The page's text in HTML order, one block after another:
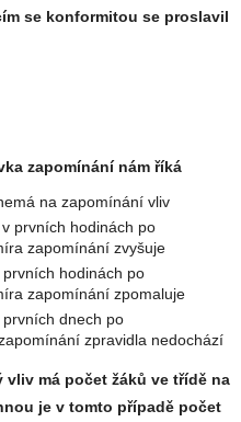
se konformitou se proslavil
zapomínání nám říká
na zapomínání vliv
prvních hodinách po
zapomínání zvyšuje
hodinách po
zapomínání zpomaluje
dnech po
zpravidla nedochází
vliv má počet žáků ve třídě na
je v tomto případě počet